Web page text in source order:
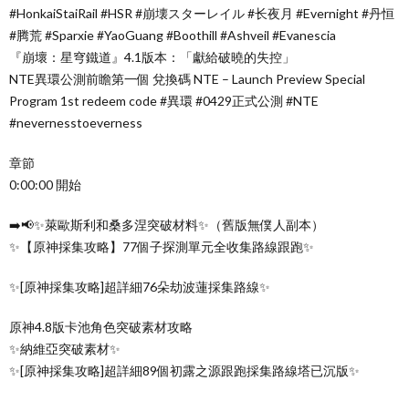
#HonkaiStaiRail #HSR #崩壊スターレイル #长夜月 #Evernight #丹恒
#腾荒 #Sparxie #YaoGuang #Boothill #Ashveil #Evanescia
『崩壞：星穹鐵道』4.1版本：「獻給破曉的失控」
NTE異環公測前瞻第一個 兌換碼 NTE – Launch Preview Special
Program 1st redeem code #異環 #0429正式公測 #NTE
#nevernesstoeverness
章節
0:00:00 開始
➡️📢✨萊歐斯利和桑多涅突破材料✨（舊版無僕人副本）
✨【原神採集攻略】77個子探測單元全收集路線跟跑✨
✨[原神採集攻略]超詳細76朵劫波蓮採集路線✨
原神4.8版卡池角色突破素材攻略
✨納維亞突破素材✨
✨[原神採集攻略]超詳細89個初露之源跟跑採集路線塔已沉版✨